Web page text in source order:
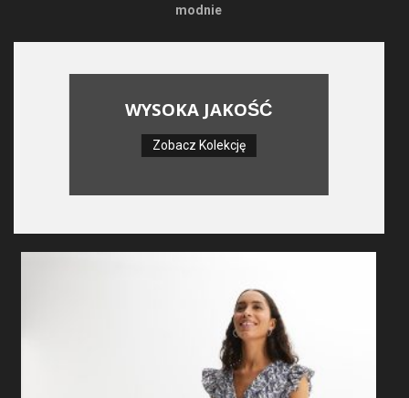
modnie
WYSOKA JAKOŚĆ
Zobacz Kolekcję